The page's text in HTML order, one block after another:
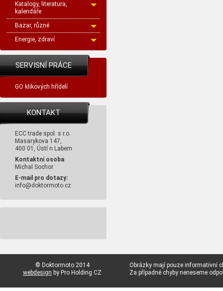
Katalogy, literatura,
kalendáře
Bazar, různé
Energie, zdraví
SERVISNÍ PRÁCE
GO klikových hřídelí
KONTAKT
ECC trade spol. s r.o.
Masarykova 147,
400 01, Ústí n Labem
Kontaktní osoba
Michal Sochor
E-mail pro dotazy:
info@doktormoto.cz
© Doktormoto 2014
webdesign by Pro Holding CZ
Obrázky mají pouze informativní
Za případné chyby neneseme